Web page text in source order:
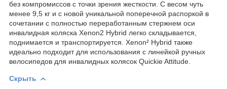
без компромиссов с точки зрения жесткости. С весом чуть
менее 9,5 кг и с новой уникальной поперечной распоркой в ​​
сочетании с полностью переработанным стержнем оси
инвалидная коляска Xenon2 Hybrid легко складывается,
поднимается и транспортируется. Xenon² Hybrid также
идеально подходит для использования с линейкой ручных
велосипедов для инвалидных колясок Quickie Attitude.
Скрыть